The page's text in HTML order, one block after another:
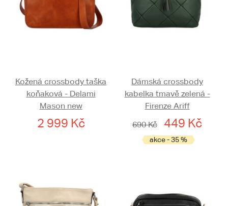
Kožená crossbody taška
koňaková - Delami
Mason new
2 999 Kč
Dámská crossbody
kabelka tmavě zelená -
Firenze Ariff
690 Kč
449 Kč
akce - 35 %